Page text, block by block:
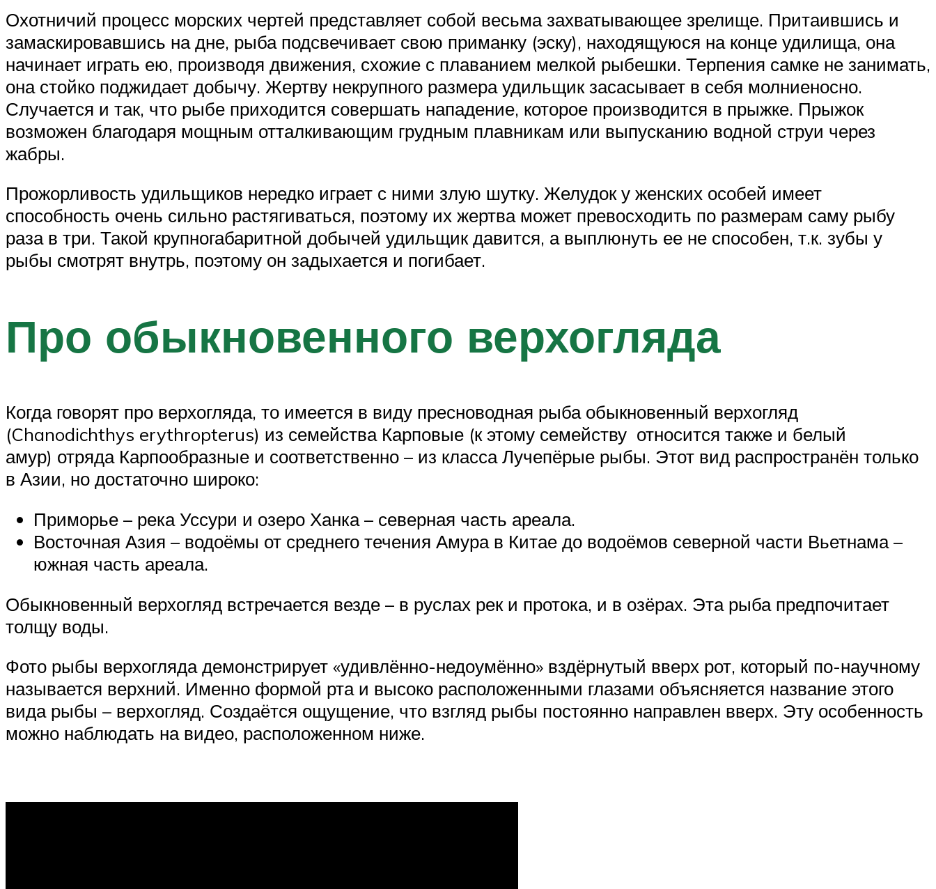
Охотничий процесс морских чертей представляет собой весьма захватывающее зрелище. Притаившись и
замаскировавшись на дне, рыба подсвечивает свою приманку (эску), находящуюся на конце удилища, она
начинает играть ею, производя движения, схожие с плаванием мелкой рыбешки. Терпения самке не занимать,
она стойко поджидает добычу. Жертву некрупного размера удильщик засасывает в себя молниеносно.
Случается и так, что рыбе приходится совершать нападение, которое производится в прыжке. Прыжок
возможен благодаря мощным отталкивающим грудным плавникам или выпусканию водной струи через
жабры.
Прожорливость удильщиков нередко играет с ними злую шутку. Желудок у женских особей имеет
способность очень сильно растягиваться, поэтому их жертва может превосходить по размерам саму рыбу
раза в три. Такой крупногабаритной добычей удильщик давится, а выплюнуть ее не способен, т.к. зубы у
рыбы смотрят внутрь, поэтому он задыхается и погибает.
Про обыкновенного верхогляда
Когда говорят про верхогляда, то имеется в виду пресноводная рыба обыкновенный верхогляд
(Chanodichthys erythropterus) из семейства Карповые (к этому семейству относится также и белый
амур) отряда Карпообразные и соответственно – из класса Лучепёрые рыбы. Этот вид распространён только
в Азии, но достаточно широко:
Приморье – река Уссури и озеро Ханка – северная часть ареала.
Восточная Азия – водоёмы от среднего течения Амура в Китае до водоёмов северной части Вьетнама –
южная часть ареала.
Обыкновенный верхогляд встречается везде – в руслах рек и протока, и в озёрах. Эта рыба предпочитает
толщу воды.
Фото рыбы верхогляда демонстрирует «удивлённо-недоумённо» вздёрнутый вверх рот, который по-научному
называется верхний. Именно формой рта и высоко расположенными глазами объясняется название этого
вида рыбы – верхогляд. Создаётся ощущение, что взгляд рыбы постоянно направлен вверх. Эту особенность
можно наблюдать на видео, расположенном ниже.